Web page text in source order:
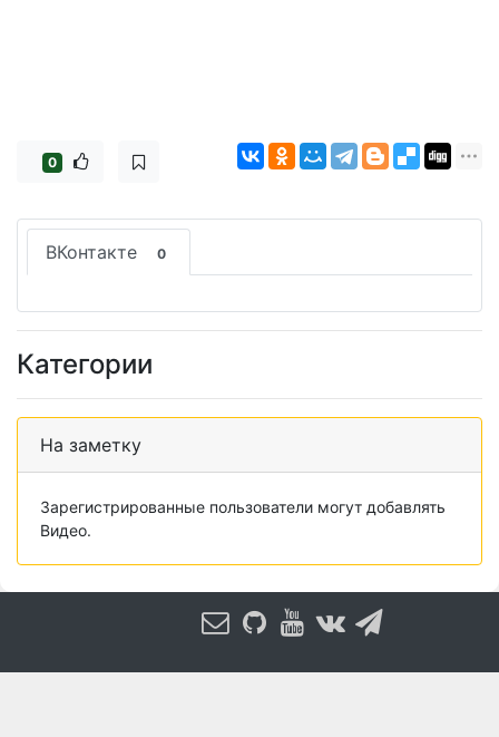
0
ВКонтакте 0
Категории
На заметку
Зарегистрированные пользователи могут добавлять
Видео.